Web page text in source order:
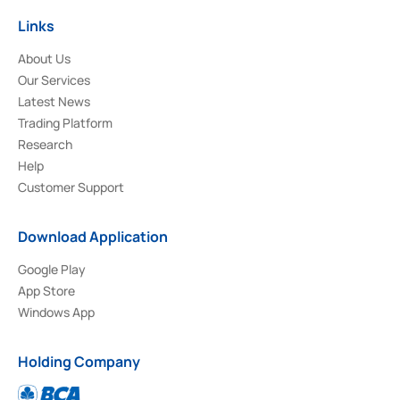
Links
About Us
Our Services
Latest News
Trading Platform
Research
Help
Customer Support
Download Application
Google Play
App Store
Windows App
Holding Company